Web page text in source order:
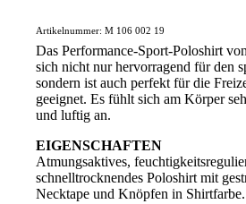
Artikelnummer:M 106 002 19
Das Performance-Sport-Poloshirt
sich nicht nur hervorragend für den
sondern ist auch perfekt für die
geeignet. Es fühlt sich am Körper
und luftig an.
EIGENSCHAFTEN
Atmungsaktives,
schnelltrocknendes Poloshirt mit
Necktape und Knöpfen in Shirtfarbe.